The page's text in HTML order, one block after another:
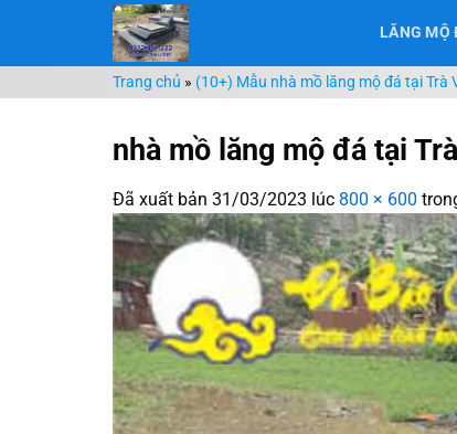
nội
dung
LĂNG MỘ
Trang chủ » (10+) Mẫu nhà mồ lăng mộ đá tại
nhà mồ lăng mộ đá tại
Đã xuất bản 31/03/2023 lúc 800 × 600